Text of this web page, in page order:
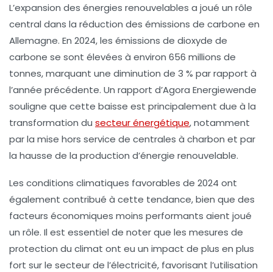
L’expansion des énergies renouvelables a joué un rôle
central dans la réduction des émissions de carbone en
Allemagne. En 2024, les émissions de dioxyde de
carbone se sont élevées à environ 656 millions de
tonnes, marquant une diminution de 3 % par rapport à
l’année précédente. Un rapport d’Agora Energiewende
souligne que cette baisse est principalement due à la
transformation du secteur énergétique, notamment
par la mise hors service de centrales à charbon et par
la hausse de la production d’énergie renouvelable.
Les conditions climatiques favorables de 2024 ont
également contribué à cette tendance, bien que des
facteurs économiques moins performants aient joué
un rôle. Il est essentiel de noter que les mesures de
protection du climat ont eu un impact de plus en plus
fort sur le secteur de l’électricité, favorisant l’utilisation